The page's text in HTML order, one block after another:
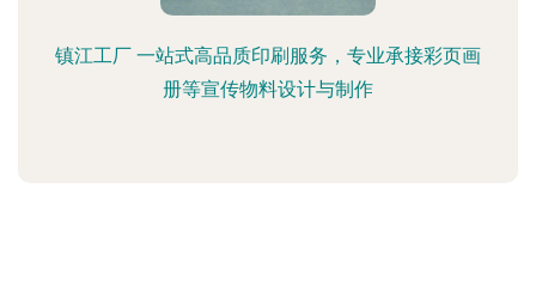
镇江工厂 一站式高品质印刷服务，专业承接彩页画
册等宣传物料设计与制作